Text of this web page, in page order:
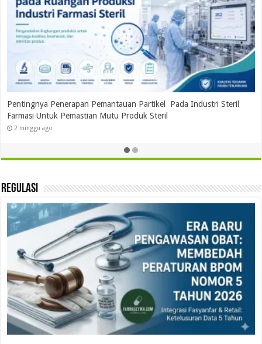
Steril
Menjaga Mutu Produk Farmasi : Apakah Sudah
Sistem Mesinnya?
21 Mei 2026
Regulasi